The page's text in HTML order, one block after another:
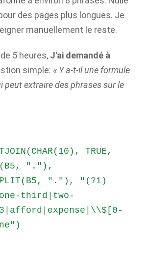
des pages plus longues. Je
manuellement le reste.
5 heures, J'ai demandé à
simple: « Y a-t-il une formule
peut extraire des phrases sur le
TRUE,
"."),
"."), "(?i)
third|two-